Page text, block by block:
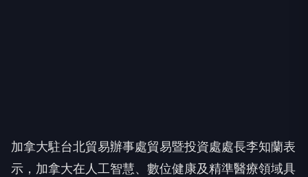
加拿大駐台北貿易辦事處貿易暨投資處處長李知蘭表
示，加拿大在人工智慧、數位健康及精準醫療領域具